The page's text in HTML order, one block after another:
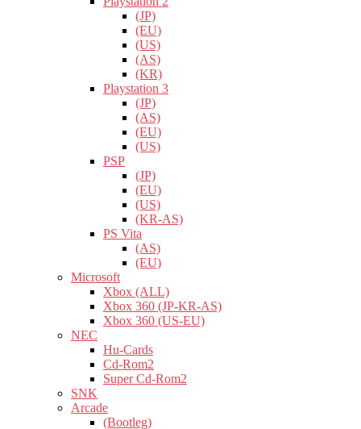
(JP)
(EU)
(US)
(AS)
(KR)
Playstation 3
(JP)
(AS)
(EU)
(US)
PSP
(JP)
(EU)
(US)
(KR-AS)
PS Vita
(AS)
(EU)
Microsoft
Xbox (ALL)
Xbox 360 (JP-KR-AS)
Xbox 360 (US-EU)
NEC
Hu-Cards
Cd-Rom2
Super Cd-Rom2
SNK
Arcade
(Bootleg)